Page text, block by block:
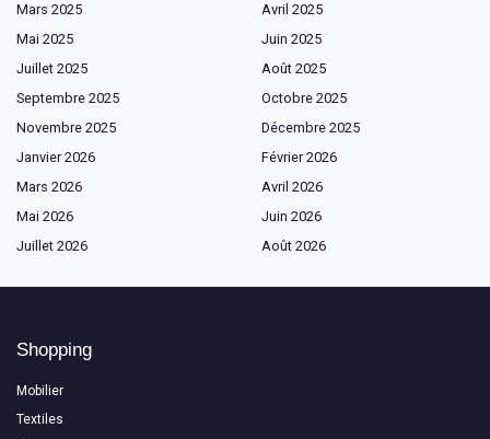
Mars 2025
Avril 2025
Mai 2025
Juin 2025
Juillet 2025
Août 2025
Septembre 2025
Octobre 2025
Novembre 2025
Décembre 2025
Janvier 2026
Février 2026
Mars 2026
Avril 2026
Mai 2026
Juin 2026
Juillet 2026
Août 2026
Shopping
Mobilier
Textiles